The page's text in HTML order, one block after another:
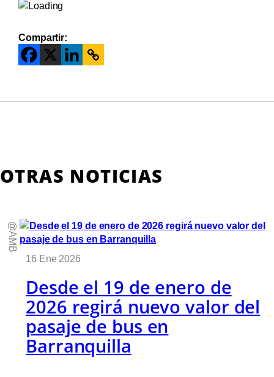
Compartir:
OTRAS NOTICIAS
@AMB
16 Ene 2026
Desde el 19 de enero de
2026 regirá nuevo valor del
pasaje de bus en
Barranquilla